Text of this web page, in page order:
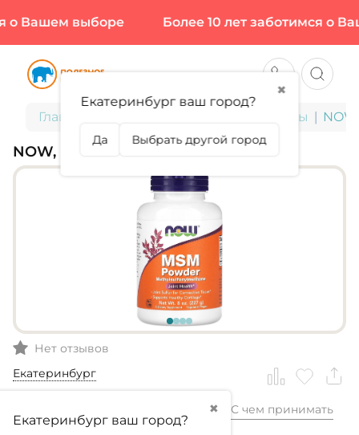
Вашем выборе Более 10 лет заботимся о
Главная БАДы для здоровья и красоты
NOW, MSM
Нет отзывов
Екатеринбург
✖
Екатеринбург ваш город?
2 820,99₽ С чем принимать
✖
Екатеринбург ваш город?
Да Выбрать другой город